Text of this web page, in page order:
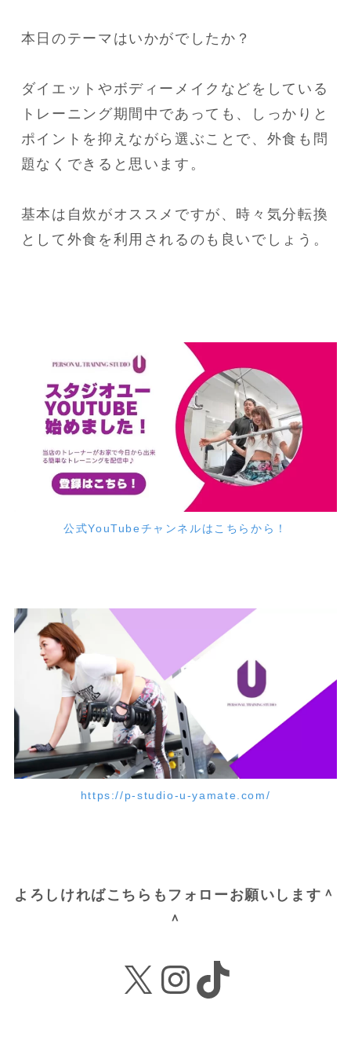
本日のテーマはいかがでしたか？
ダイエットやボディーメイクなどをしている
トレーニング期間中であっても、しっかりと
ポイントを抑えながら選ぶことで、外食も問
題なくできると思います。
基本は自炊がオススメですが、時々気分転換
として外食を利用されるのも良いでしょう。
公式YouTubeチャンネルはこちらから！
https://p-studio-u-yamate.com/
よろしければこちらもフォローお願いします＾
＾
X Instagram
TikTok